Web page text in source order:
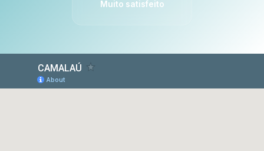
Muito satisfeito